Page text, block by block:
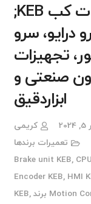
تعمیرات کب KEB;
درایو، سرو
تجهیزات
صنعتی و
ابزاردقیق
کریمی
تعمیرات برندها
Brake unit KEB,
Encoder KEB, HMI
Motion
,